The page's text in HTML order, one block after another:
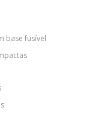
base fusível